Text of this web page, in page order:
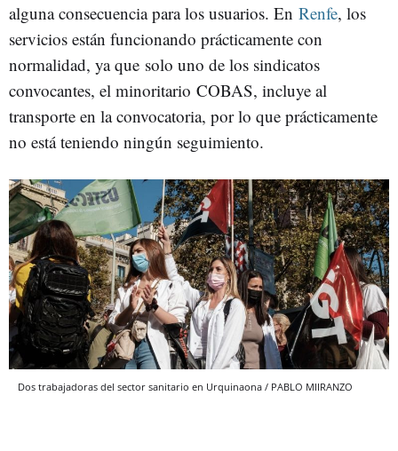
alguna consecuencia para los usuarios. En Renfe, los
servicios están funcionando prácticamente con
normalidad, ya que solo uno de los sindicatos
convocantes, el minoritario COBAS, incluye al
transporte en la convocatoria, por lo que prácticamente
no está teniendo ningún seguimiento.
Dos trabajadoras del sector sanitario en Urquinaona / PABLO MIIRANZO